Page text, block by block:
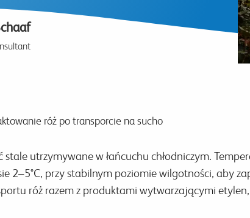
róż po transporcie na sucho
utrzymywane w łańcuchu chłodniczym.
2–5°C, przy stabilnym poziomie wilgotności, aby
róż razem z produktami wytwarzającymi